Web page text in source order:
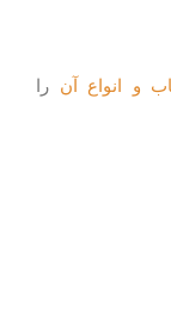
و انواع آن را